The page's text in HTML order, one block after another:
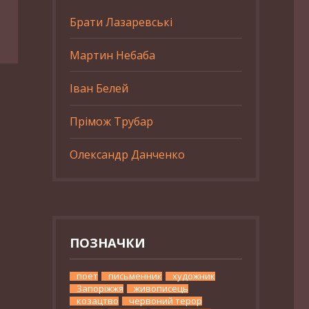
Брати Лазаревські
Мартин Небаба
Іван Белей
Прімож Трубар
Олександр Данченко
ПОЗНАЧКИ
поет письменник
художник
Запоріжжя
живописець
козацтво
червоний терор